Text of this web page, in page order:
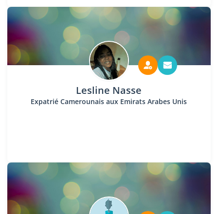
Lesline Nasse
Expatrié Camerounais aux Emirats Arabes Unis